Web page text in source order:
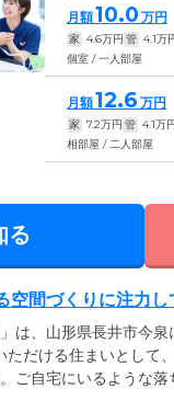
月額10.0 万円
家 4.6万円 管 4.1万
個室 / 一人部屋
月額12.6 万円
家 7.2万円 管 4.1万
相部屋 / 二人部屋
る
空間づくりに注力し
は、山形県長井市今
ただける住まいとして
ご自宅にいるような